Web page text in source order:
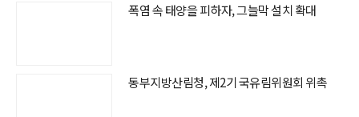
폭염 속 태양을 피하자, 그늘막 설치 확대
동부지방산림청, 제2기 국유림위원회 위촉